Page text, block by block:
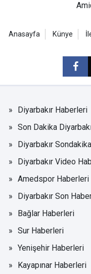
Anasayfa Künye
Diyarbakır Haberleri
Son Dakika
Diyarbakır Sondakika
Diyarbakır Video
Amedspor Haberleri
Diyarbakır Son
Bağlar Haberleri
Sur Haberleri
Yenişehir Haberleri
Kayapınar Haberleri